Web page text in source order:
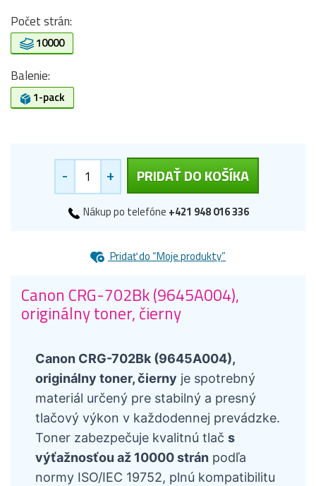
Počet strán:
10000
Balenie:
1-pack
- + PRIDAŤ DO KOŠÍKA
Nákup po telefóne +421 948 016 336
Pridať do “Moje produkty”
Canon CRG-702Bk (9645A004),
originálny toner, čierny
Canon CRG-702Bk (9645A004),
originálny toner, čierny je spotrebný
materiál určený pre stabilný a presný
tlačový výkon v každodennej prevádzke.
Toner zabezpečuje kvalitnú tlač s
výťažnosťou až 10000 strán podľa
normy ISO/IEC 19752, plnú kompatibilitu